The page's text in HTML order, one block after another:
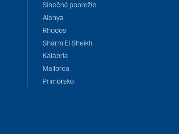
Slnečné pobrežie
Alanya
Rhodos
Sharm El Sheikh
Kalábria
Mallorca
Primorsko